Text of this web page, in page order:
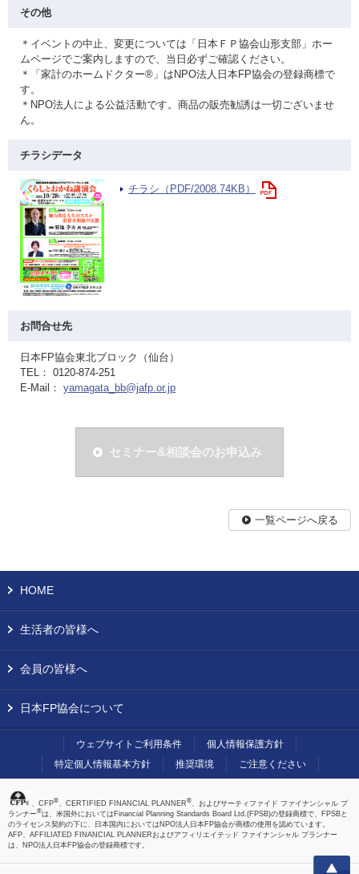
その他
＊イベントの中止、変更については「日本ＦＰ協会山形支部」ホー
ムページでご案内しますので、当日必ずご確認ください。
＊「家計のホームドクター®」はNPO法人日本FP協会の登録商標で
す。
＊NPO法人による公益活動です。商品の販売勧誘は一切ございませ
ん。
チラシデータ
チラシ（PDF/2008.74KB）
お問合せ先
日本FP協会東北ブロック（仙台）
TEL： 0120-874-251
E-Mail： yamagata_bb@jafp.or.jp
セミナー&相談会のお申込み
一覧ページへ戻る
上へ
HOME
生活者の皆様へ
会員の皆様へ
日本FP協会について
ウェブサイトご利用条件
個人情報保護方針
特定個人情報基本方針
推奨環境 ご注意ください
、CFP® 、CERTIFIED FINANCIAL PLANNER® 、およびサーティファイド ファイナンシャル プ
ランナー®は、米国外においてはFinancial Planning Standards Board Ltd.(FPSB)の登録商標で、FPSBと
のライセンス契約の下に、日本国内においてはNPO法人日本FP協会が商標の使用を認めています。
AFP、AFFILIATED FINANCIAL PLANNERおよびアフィリエイテッド ファイナンシャル プランナー
は、NPO法人日本FP協会の登録商標です。